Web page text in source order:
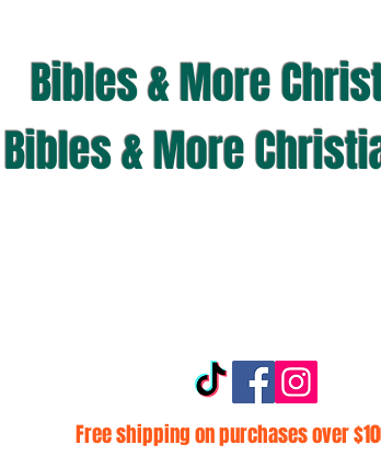
Bibles & More
Bibles & More
Free shipping on purchases over